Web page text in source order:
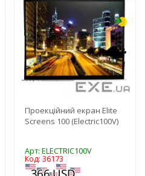
Проекційний екран Elite
Screens 100 (Electric100V)
Арт: ELECTRIC100V
Код: 36173